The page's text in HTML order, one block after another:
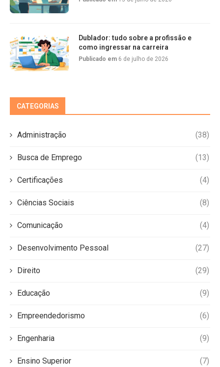
Dublador: tudo sobre a profissão e
como ingressar na carreira
Publicado em 6 de julho de 2026
CATEGORIAS
Administração (38)
Busca de Emprego (13)
Certificações (4)
Ciências Sociais (8)
Comunicação (4)
Desenvolvimento Pessoal (27)
Direito (29)
Educação (9)
Empreendedorismo (6)
Engenharia (9)
Ensino Superior (7)